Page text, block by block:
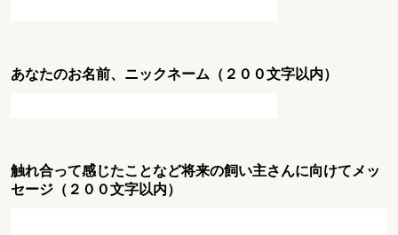
あなたのお名前、ニックネーム（２００文字以内）
触れ合って感じたことなど将来の飼い主さんに向けてメッ
セージ（２００文字以内）